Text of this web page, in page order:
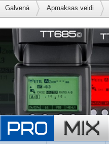
Galvenā Apmaksas veidi